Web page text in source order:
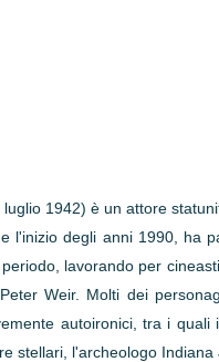
1942) è un attore
l'inizio degli anni 1990, ha
lavorando per
Weir. Molti dei
autoironici, tra i
stellari, l'archeologo